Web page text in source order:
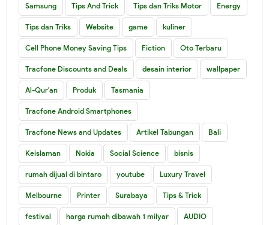
Samsung Tips And Trick Tips dan Triks Motor Energy
Tips dan Triks Website game kuliner
Cell Phone Money Saving Tips Fiction Oto Terbaru
Tracfone Discounts and Deals desain interior wallpaper
Al-Qur'an Produk Tasmania
Tracfone Android Smartphones
Tracfone News and Updates Artikel Tabungan Bali
Keislaman Nokia Social Science bisnis
rumah dijual di bintaro youtube Luxury Travel
Melbourne Printer Surabaya Tips & Trick
festival harga rumah dibawah 1 milyar AUDIO